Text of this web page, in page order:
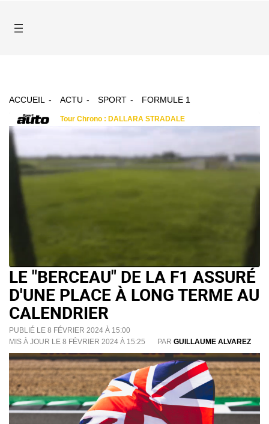
ACCUEIL ACTU SPORT FORMULE 1
LE "BERCEAU" DE LA F1 ASSURÉ
D'UNE PLACE À LONG TERME AU
CALENDRIER
PUBLIÉ LE 8 FÉVRIER 2024 À 15:00
MIS À JOUR LE 8 FÉVRIER 2024 À 15:25
PAR GUILLAUME ALVAREZ